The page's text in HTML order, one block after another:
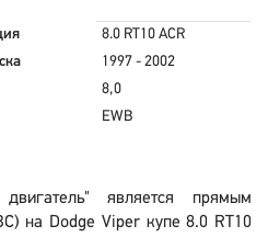
8.0 RT10 ACR
1997 - 2002
8,0
EWB
является прямым
на Dodge Viper купе 8.0 RT10